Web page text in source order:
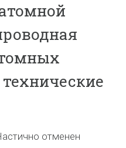
отменен